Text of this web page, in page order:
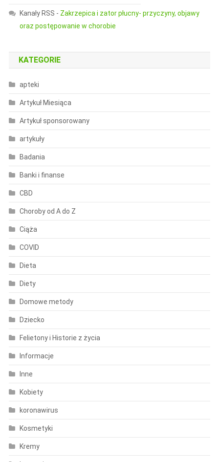
Kanały RSS - Zakrzepica i zator płucny- przyczyny, objawy
oraz postępowanie w chorobie
KATEGORIE
apteki
Artykuł Miesiąca
Artykuł sponsorowany
artykuły
Badania
Banki i finanse
CBD
Choroby od A do Z
Ciąża
COVID
Dieta
Diety
Domowe metody
Dziecko
Felietony i Historie z życia
Informacje
Inne
Kobiety
koronawirus
Kosmetyki
Kremy